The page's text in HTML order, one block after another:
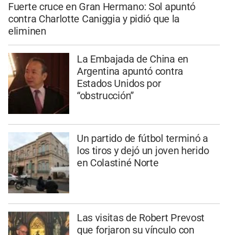
Fuerte cruce en Gran Hermano: Sol apuntó
contra Charlotte Caniggia y pidió que la
eliminen
La Embajada de China en
Argentina apuntó contra
Estados Unidos por
“obstrucción”
Un partido de fútbol terminó a
los tiros y dejó un joven herido
en Colastiné Norte
Las visitas de Robert Prevost
que forjaron su vínculo con